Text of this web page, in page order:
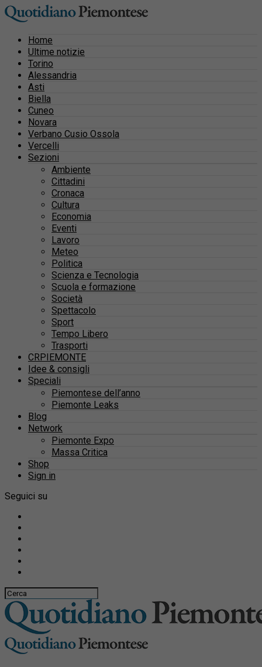
Home
Ultime notizie
Torino
Alessandria
Asti
Biella
Cuneo
Novara
Verbano Cusio Ossola
Vercelli
Sezioni
Ambiente
Cittadini
Cronaca
Cultura
Economia
Eventi
Lavoro
Meteo
Politica
Scienza e Tecnologia
Scuola e formazione
Società
Spettacolo
Sport
Tempo Libero
Trasporti
CRPIEMONTE
Idee & consigli
Speciali
Piemontese dell’anno
Piemonte Leaks
Blog
Network
Piemonte Expo
Massa Critica
Shop
Sign in
Seguici su